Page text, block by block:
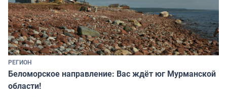
РЕГИОН
Беломорское направление: Вас ждёт юг Мурманской
области!